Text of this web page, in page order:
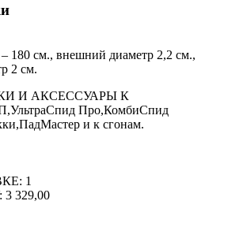
180 см., внешний диаметр 2,2 см.,
2 см.
И АКСЕССУАРЫ К
Про,КомбиСпид
и к сгонам.
1
329,00